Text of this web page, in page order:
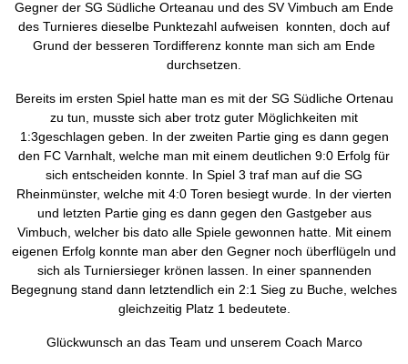
Gegner der SG Südliche Orteanau und des SV Vimbuch am Ende
des Turnieres dieselbe Punktezahl aufweisen konnten, doch auf
Grund der besseren Tordifferenz konnte man sich am Ende
durchsetzen.
Bereits im ersten Spiel hatte man es mit der SG Südliche Ortenau
zu tun, musste sich aber trotz guter Möglichkeiten mit
1:3geschlagen geben. In der zweiten Partie ging es dann gegen
den FC Varnhalt, welche man mit einem deutlichen 9:0 Erfolg für
sich entscheiden konnte. In Spiel 3 traf man auf die SG
Rheinmünster, welche mit 4:0 Toren besiegt wurde. In der vierten
und letzten Partie ging es dann gegen den Gastgeber aus
Vimbuch, welcher bis dato alle Spiele gewonnen hatte. Mit einem
eigenen Erfolg konnte man aber den Gegner noch überflügeln und
sich als Turniersieger krönen lassen. In einer spannenden
Begegnung stand dann letztendlich ein 2:1 Sieg zu Buche, welches
gleichzeitig Platz 1 bedeutete.
Glückwunsch an das Team und unserem Coach Marco